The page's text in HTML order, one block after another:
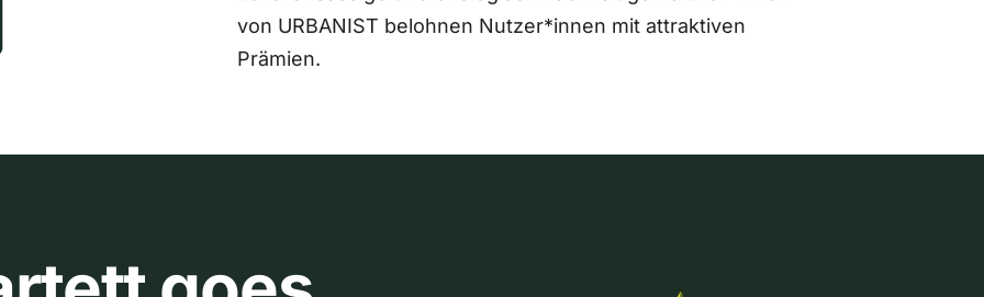
von URBANIST belohnen Nutzer*innen mit attraktiven
Prämien.